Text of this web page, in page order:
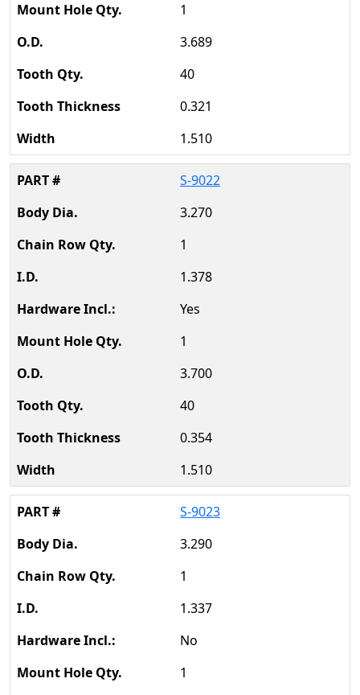
1
3.689
40
0.321
1.510
S-9022
3.270
1
1.378
Yes
1
3.700
40
0.354
1.510
S-9023
3.290
1
1.337
No
1